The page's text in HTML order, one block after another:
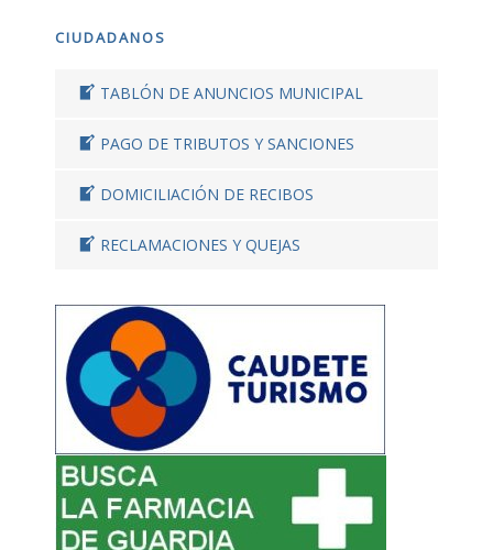
CIUDADANOS
TABLÓN DE ANUNCIOS MUNICIPAL
PAGO DE TRIBUTOS Y SANCIONES
DOMICILIACIÓN DE RECIBOS
RECLAMACIONES Y QUEJAS